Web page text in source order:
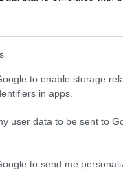
to enable storage
in apps.
user data to be sent to
to send me
az EGRI ÜGYEK